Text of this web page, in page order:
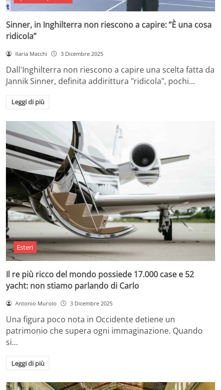
Sinner, in Inghilterra non riescono a capire: ”È una cosa
ridicola”
Ilaria Macchi 3 Dicembre 2025
Dall'Inghilterra non riescono a capire una scelta fatta da
Jannik Sinner, definita addirittura "ridicola", pochi…
Leggi di più
Esteri
Il re più ricco del mondo possiede 17.000 case e 52
yacht: non stiamo parlando di Carlo
Antonio Murolo 3 Dicembre 2025
Una figura poco nota in Occidente detiene un
patrimonio che supera ogni immaginazione. Quando
si…
Leggi di più